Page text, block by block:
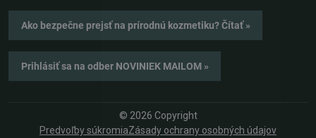
Ako bezpečne prejsť na prírodnú kozmetiku? Čítať »
Prihlásiť sa na odber NOVINIEK MAILOM »
© 2026 Copyright
Predvoľby súkromiaZásady ochrany osobných údajov